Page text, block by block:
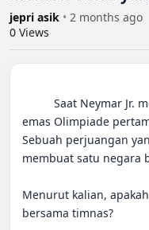
jepri asik • 2 months ago
0 Views
emas Olimpiade
Sebuah perjuangan
membuat satu negara
Menurut kalian,
bersama timnas?